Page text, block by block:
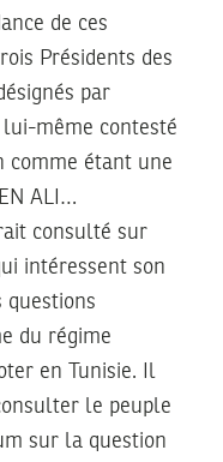
de ces
Présidents des
par
lui-même contesté
comme étant une
ALI…
consulté sur
intéressent son
du régime
en Tunisie. Il
le peuple
sur la question